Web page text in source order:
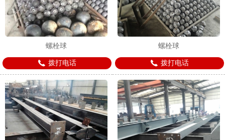
螺栓球
拨打电话
螺栓球
拨打电话